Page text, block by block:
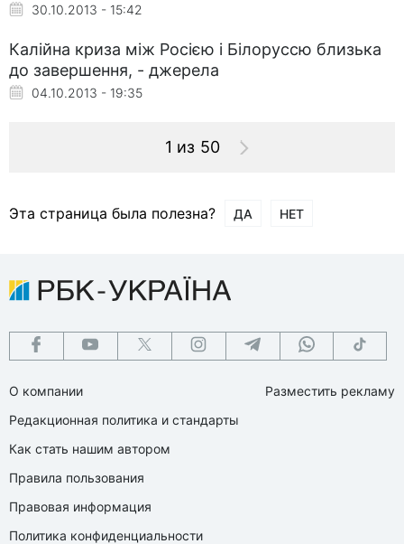
30.10.2013 - 15:42
Калійна криза між Росією і Білоруссю близька
до завершення, - джерела
04.10.2013 - 19:35
1 из 50
Эта страница была полезна? ДА НЕТ
О компании
Редакционная политика и стандарты
Как стать нашим автором
Правила пользования
Правовая информация
Политика конфиденциальности
Разместить рекламу